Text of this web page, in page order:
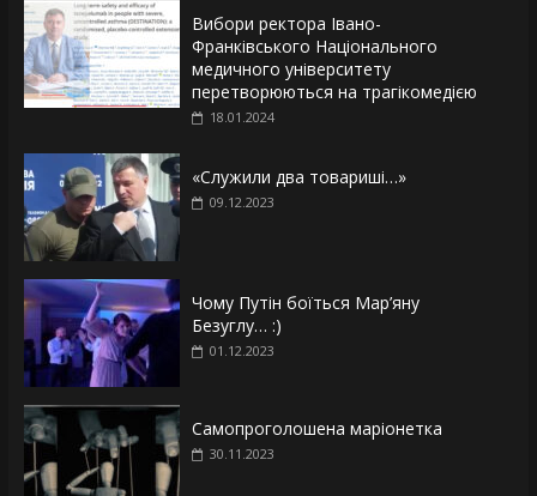
Вибори ректора Івано-
Франківського Національного
медичного університету
перетворюються на трагікомедією
18.01.2024
«Служили два товариші…»
09.12.2023
Чому Путін боїться Мар’яну
Безуглу… :)
01.12.2023
Самопроголошена маріонетка
30.11.2023